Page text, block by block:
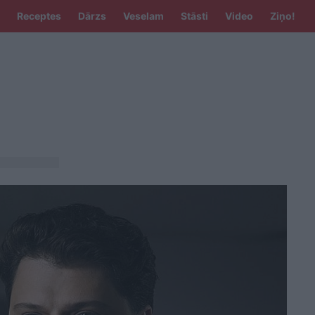
Receptes Dārzs Veselam Stāsti Video Ziņo!